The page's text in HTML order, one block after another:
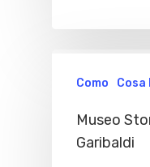
Como Cosa
Museo
Garibaldi